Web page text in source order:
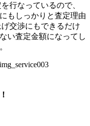
行なっているので、
もしっかりと査定理由
交渉にもできるだけ
い査定金額になってし